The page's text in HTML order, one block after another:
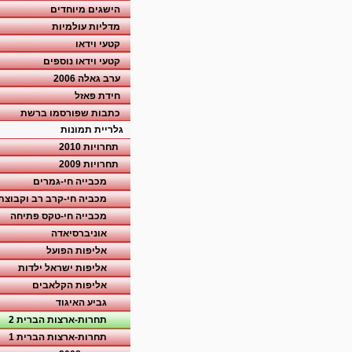
הישגים מיוחדים
מדליות עולמיות
קטעי וידאו
קטעי וידאו נוספים
ערב גאלה 2006
חידת פאזל
כתבות שפורסמו ברשת
גלריית תמונות
תחרויות 2010
תחרויות 2009
מכבייה חי-גמרים
מכביה חי-קרב רב
מכבייה חי-טקס פתיחה
אוניברסיאדה
אליפות הפועל
אליפות ישראל ילדות
אליפות הקלאבים
גביע האיגוד
תחרות-ארצות הברית 2
תחרות-ארצות הברית 1